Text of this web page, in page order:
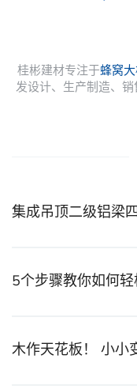
桂彬建材专注于蜂窝
发设计、生产制造、
集成吊顶二级铝梁
5个步骤教你如何
木作天花板！ 小小